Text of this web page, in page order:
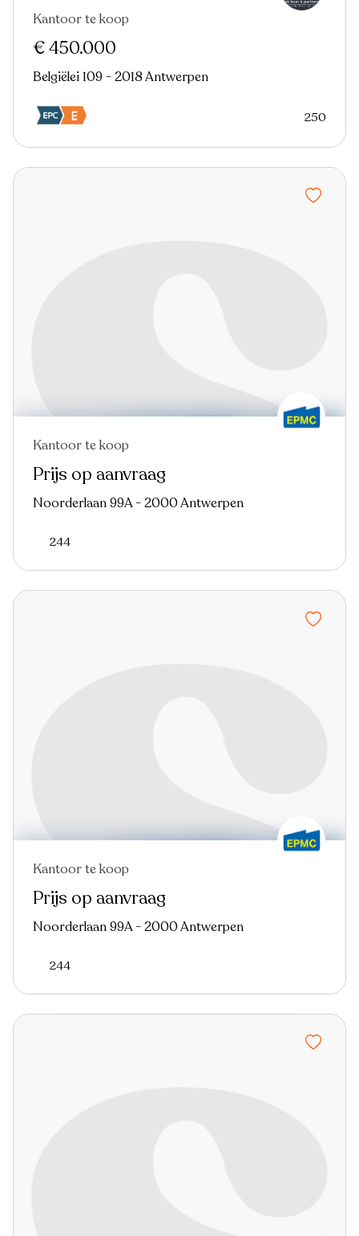
Kantoor te koop
€ 450.000
Belgiëlei 109 - 2018 Antwerpen
250
Kantoor te koop
Prijs op aanvraag
Noorderlaan 99A - 2000 Antwerpen
244
Kantoor te koop
Prijs op aanvraag
Noorderlaan 99A - 2000 Antwerpen
244